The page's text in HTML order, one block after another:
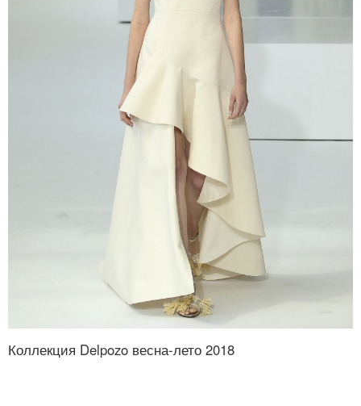
Коллекция Delpozo весна-лето 2018